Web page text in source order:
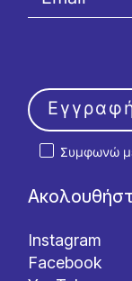
Instagram
Facebook
Συμφωνώ